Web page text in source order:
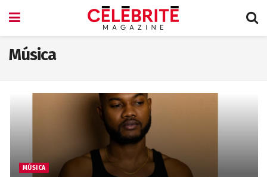
Música
MÚSICA